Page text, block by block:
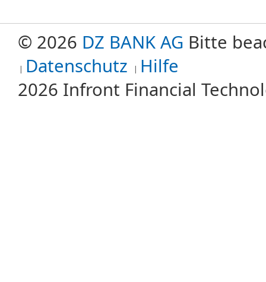
© 2026 DZ BANK AG Bitte
Datenschutz Hilfe
2026 Infront Financial